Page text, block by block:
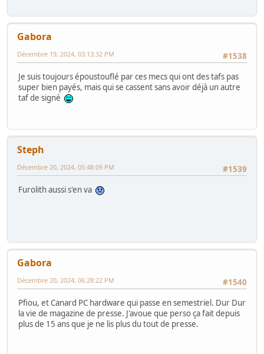
Gabora
#1538
Décembre 19, 2024, 03:13:32 PM
Je suis toujours époustouflé par ces mecs qui ont des tafs pas
super bien payés, mais qui se cassent sans avoir déjà un autre
taf de signé
Steph
#1539
Décembre 20, 2024, 05:48:09 PM
Furolith aussi s'en va
Gabora
#1540
Décembre 20, 2024, 06:28:22 PM
Pfiou, et Canard PC hardware qui passe en semestriel. Dur Dur
la vie de magazine de presse. J'avoue que perso ça fait depuis
plus de 15 ans que je ne lis plus du tout de presse.